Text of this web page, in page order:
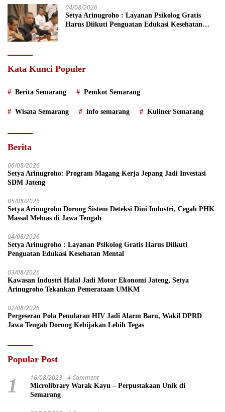
04/08/2026
Setya Arinugroho : Layanan Psikolog Gratis
Harus Diikuti Penguatan Edukasi Kesehatan
Kata Kunci Populer
Berita Semarang Pemkot Semarang
Wisata Semarang info semarang Kuliner Semarang
Berita
06/08/2026
Setya Arinugroho: Program Magang Kerja Jepang Jadi Investasi
SDM Jateng
05/08/2026
Setya Arinugroho Dorong Sistem Deteksi Dini Industri, Cegah PHK
Massal Meluas di Jawa Tengah
04/08/2026
Setya Arinugroho : Layanan Psikolog Gratis Harus Diikuti
Penguatan Edukasi Kesehatan Mental
03/08/2026
Kawasan Industri Halal Jadi Motor Ekonomi Jateng, Setya
Arinugroho Tekankan Pemerataan UMKM
02/08/2026
Pergeseran Pola Penularan HIV Jadi Alarm Baru, Wakil DPRD
Jawa Tengah Dorong Kebijakan Lebih Tegas
Popular Post
1 16/08/2023 4 Comment
Microlibrary Warak Kayu – Perpustakaan Unik di
Semarang